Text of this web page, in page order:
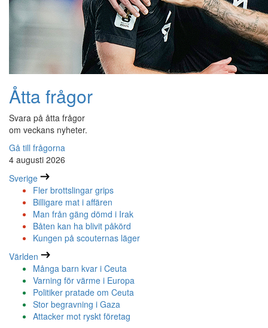
Åtta frågor
Svara på åtta frågor
om veckans nyheter.
Gå till frågorna
4 augusti 2026
Sverige
Fler brottslingar grips
Billigare mat i affären
Man från gäng dömd i Irak
Båten kan ha blivit påkörd
Kungen på scouternas läger
Världen
Många barn kvar i Ceuta
Varning för värme i Europa
Politiker pratade om Ceuta
Stor begravning i Gaza
Attacker mot ryskt företag